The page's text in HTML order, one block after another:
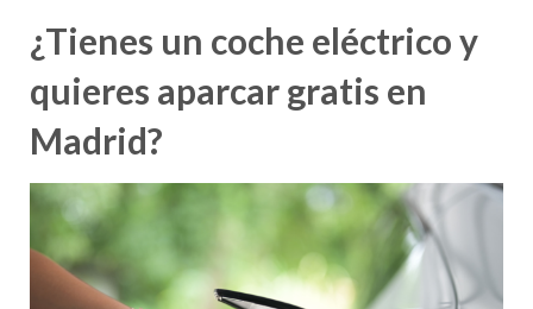
¿Tienes un coche eléctrico y
quieres aparcar gratis en
Madrid?